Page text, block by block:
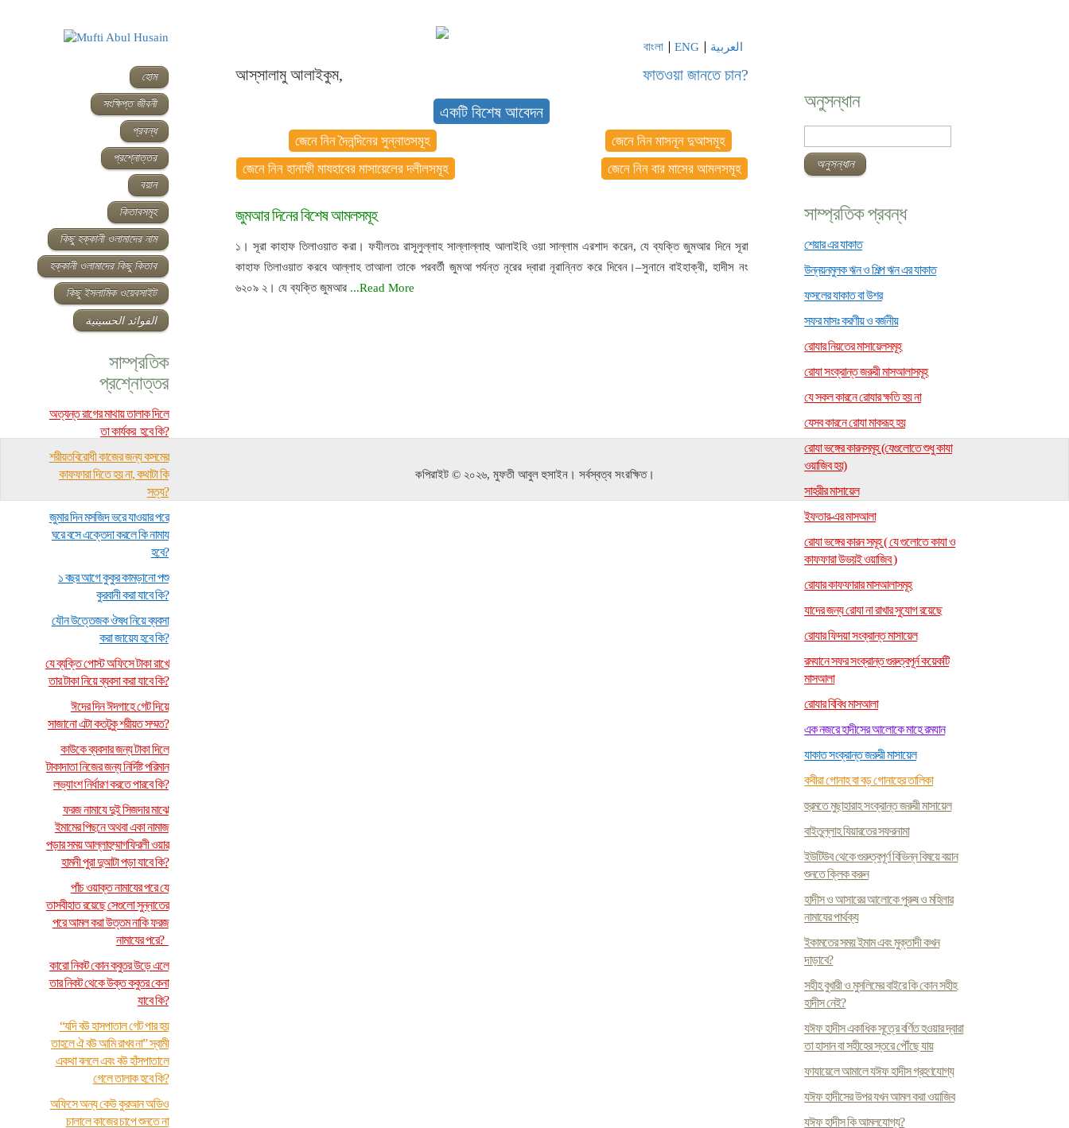
হোম
সংক্ষিপ্ত জীবনী
প্রবন্ধ
প্রশ্নোত্তর
বয়ান
কিতাবসমূহ
কিছু হক্কানী ওলামাদের নাম
হক্কানী ওলামাদের কিছু কিতাব
কিছু ইসলামিক ওয়েবসাইট
الفوائد الحسينية
সাম্প্রতিক
প্রশ্নোত্তর
অত্যন্ত রাগের মাথায় তালাক দিলে
তা কার্যকর হবে কি?
শরীয়তবিরোধী কাজের জন্য কসমের
কাফফারা দিতে হয় না, কথাটা কি
সত্য?
জুমার দিন মসজিদ ভরে যাওয়ার পরে
ঘরে বসে এক্তেদা করলে কি নামায
হবে?
১ বছর আগে কুকুর কামড়ানো পশু
কুরবানী করা যাবে কি?
যৌন উত্তেজক ঔষধ নিয়ে ব্যবসা
করা জায়েয হবে কি?
যে ব্যক্তি পোস্ট অফিসে টাকা রাখে
তার টাকা নিয়ে ব্যবসা করা যাবে কি?
ঈদের দিন ঈদগাহে গেট দিয়ে
সাজানো এটা কতটুকু শরীয়ত সম্মত?
কাউকে ব্যবসার জন্য টাকা দিলে
টাকাদাতা নিজের জন্য নির্দিষ্ট পরিমান
লভ্যাংশ নির্ধারণ করতে পারবে কি?
ফরজ নামাযে দুই সিজদার মাঝে
ইমামের পিছনে অথবা একা নামাজ
পড়ার সময় আল্লাহুম্মাগফিরলী ওয়ার
হামনী পুরা দুআটা পড়া যাবে কি?
পাঁচ ওয়াক্ত নামাযের পরে যে
তাসবীহাত রয়েছে সেগুলো সুন্নাতের
পরে আমল করা উত্তম নাকি ফরজ
নামাযের পরে?
কারো নিকট কোন কবুতর উড়ে এলে
তার নিকট থেকে উক্ত কবুতর কেনা
যাবে কি?
“যদি বউ হাসপাতাল গেট পার হয়
তাহলে ঐ বউ আমি রাখব না” স্বামী
একথা বললে এবং বউ হাঁসপাতালে
গেলে তালাক হবে কি?
অফিসে অন্য কেউ কুরআন অডিও
চালালে কাজের চাপে শুনতে না
বাংলা ENG العربية
আস্‌সালামু আলাইকুম, ফাতওয়া জানতে চান?
একটি বিশেষ আবেদন
জেনে নিন দৈনন্দিনের সুন্নাতসমূহ
জেনে নিন মাসনূন দুআসমূহ
জেনে নিন হানাফী মাযহাবের মাসায়েলের দলীলসমূহ
জেনে নিন বার মাসের আমলসমূহ
জুমআর দিনের বিশেষ আমলসমূহ
১। সূরা কাহাফ তিলাওয়াত করা। ফযীলতঃ রাসূলুল্লাহ সাল্লাল্লাহু আলাইহি ওয়া সাল্লাম এরশাদ করেন, যে ব্যক্তি জুমআর দিনে সূরা
কাহাফ তিলাওয়াত করবে আল্লাহ তাআলা তাকে পরবর্তী জুমআ পর্যন্ত নূরের দ্বারা নূরান্নিত করে দিবেন।–সুনানে বাইহাক্বী, হাদীস নং
৬২০৯ ২। যে ব্যক্তি জুমআর...Read More
অনুসন্ধান
সাম্প্রতিক প্রবন্ধ
শেয়ার এর যাকাত
উন্নয়নমুলক ঋন ও শিল্প ঋন এর যাকাত
ফসলের যাকাত বা উশর
সফর মাসঃ করণীয় ও বর্জনীয়
রোযার নিয়তের মাসায়েলসমূহ
রোযা সংক্রান্ত জরুরী মাসআলাসমূহ
যে সকল কারনে রোযার ক্ষতি হয় না
যেসব কারনে রোযা মাকরূহ হয়
রোযা ভঙ্গের কারনসমূহ (যেগুলোতে শুধু কাযা
ওয়াজিব হয়)
সাহরীর মাসায়েল
ইফতার-এর মাসআলা
রোযা ভঙ্গের কারন সমূহ ( যে গুলোতে কাযা ও
কাফফারা উভয়ই ওয়াজিব )
রোযার কাফফারার মাসআলাসমূহ
যাদের জন্য রোযা না রাখার সুযোগ রয়েছে
রোযার ফিদয়া সংক্রান্ত মাসায়েল
রমযানে সফর সংক্রান্ত গুরুত্বপূর্ন কয়েকটি
মাসআলা
রোযার বিবিধ মাসআলা
এক নজরে হাদীসের আলোকে মাহে রমযান
যাকাত সংক্রান্ত জরুরী মাসায়েল
কবীরা গোনাহ বা বড় গোনাহের তালিকা
হুরমতে মুছাহারাহ সংক্রান্ত জরুরী মাসায়েল
বাইতুল্লাহ যিয়ারতের সফরনামা
ইউটিউব থেকে গুরুত্বপূর্ণ বিভিন্ন বিষয়ে বয়ান
শুনতে ক্লিক করুন
হাদীস ও আসারের আলোকে পুরুষ ও মহিলার
নামাযের পার্থক্য
ইকামতের সময় ইমাম এবং মুক্তাদী কখন
দাড়াবে?
সহীহ বুখারী ও মুসলিমের বাইরে কি কোন সহীহ
হাদীস নেই?
যঈফ হাদীস একাধিক সূত্রে বর্ণিত হওয়ার দ্বারা
তা হাসান বা সহীহের স্তরে পৌঁছে যায়
ফাযায়েলে আমালে যঈফ হাদীস গ্রহণযোগ্য
যঈফ হাদীসের উপর যখন আমল করা ওয়াজিব
যঈফ হাদীস কি আমলযোগ্য?
কপিরাইট © ২০২৬, মুফতী আবুল হুসাইন। সর্বস্বত্ব সংরক্ষিত।